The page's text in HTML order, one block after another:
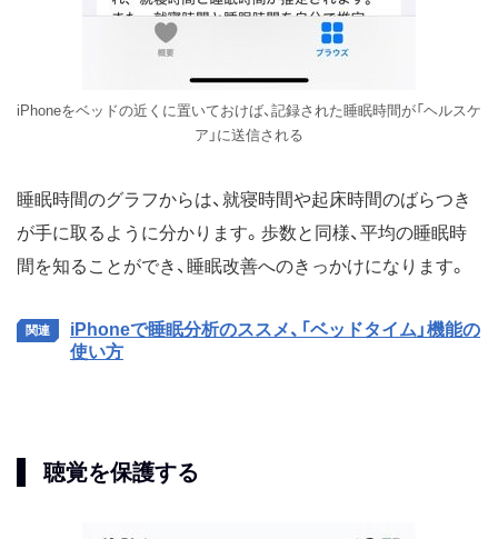
iPhoneをベッドの近くに置いておけば、記録された睡眠時間が「ヘルスケ
ア」に送信される
睡眠時間のグラフからは、就寝時間や起床時間のばらつき
が手に取るように分かります。歩数と同様、平均の睡眠時
間を知ることができ、睡眠改善へのきっかけになります。
iPhoneで睡眠分析のススメ、「ベッドタイム」機能の
使い方
聴覚を保護する